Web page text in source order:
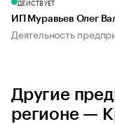
ДЕЙСТВУЕТ
ИП Муравьев Олег
Деятельность
Другие
регионе —